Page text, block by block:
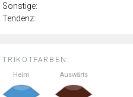
TRIKOTFARBEN:
Heim Auswärts
Sonstige:
Tendenz: